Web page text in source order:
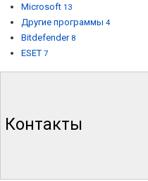
Microsoft 13
Другие программы 4
Bitdefender 8
ESET 7
Контакты